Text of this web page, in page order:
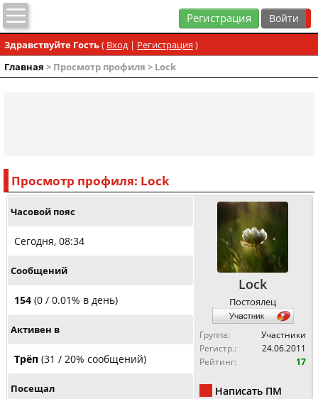
Регистрация
Здравствуйте Гость( Вход| Регистрация )
Главная > Просмотр профиля > Lock
Просмотр профиля: Lock
Lock
Постоялец
Группа:
Участники
Регистр.:
24.06.2011
Рейтинг:
17
Написать ПМ
Часовой пояс
Сегодня, 08:34
Сообщений
154 (0 / 0.01% в день)
Активен в
Трёп (31 / 20% сообщений)
Посещал